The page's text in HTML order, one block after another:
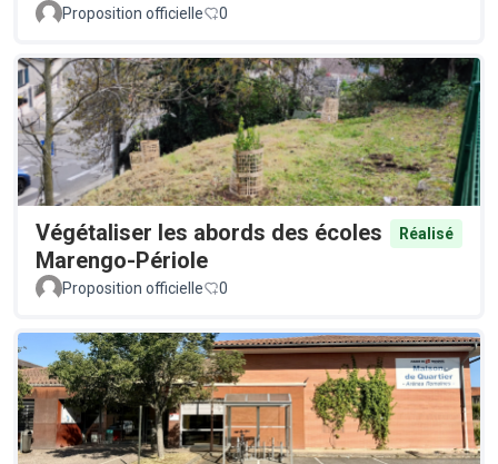
Proposition officielle 0
Végétaliser les abords des écoles
Marengo-Périole
Réalisé
Proposition officielle 0